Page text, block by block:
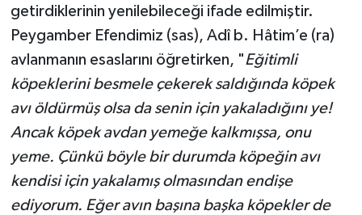
getirdiklerinin yenilebileceği ifade edilmiştir.
Peygamber Efendimiz (sas), Adî b. Hâtim’e (ra)
avlanmanın esaslarını öğretirken, "Eğitimli
köpeklerini besmele çekerek saldığında köpek
avı öldürmüş olsa da senin için yakaladığını ye!
Ancak köpek avdan yemeğe kalkmışsa, onu
yeme. Çünkü böyle bir durumda köpeğin avı
kendisi için yakalamış olmasından endişe
ediyorum. Eğer avın başına başka köpekler de